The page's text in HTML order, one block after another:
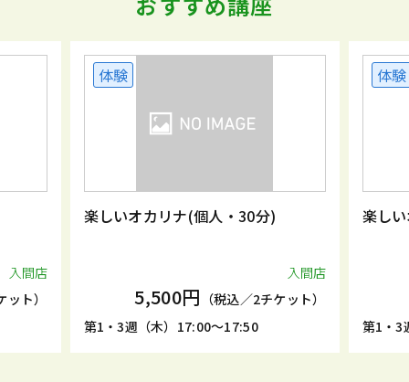
入間店
ト）
体験
楽しいオカリナ(個人・30分)
入間店
5,500円 （税込／2チケット）
第1・3週（木）17:00～17:50
体験
楽し
第1・3